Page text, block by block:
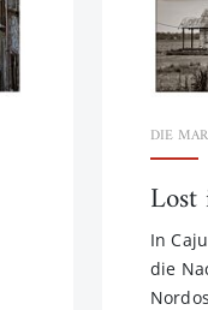
DIE
In
die